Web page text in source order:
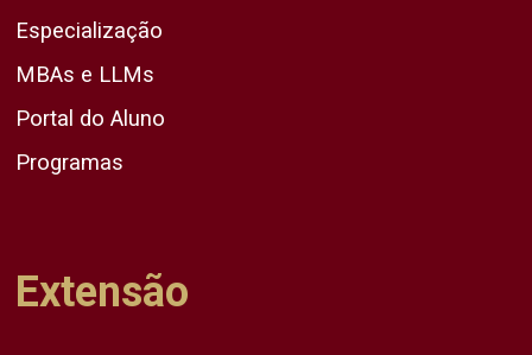
Especialização
MBAs e LLMs
Portal do Aluno
Programas
Extensão